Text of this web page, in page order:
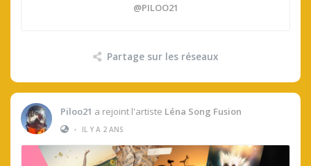
@PILOO21
Partage sur les réseaux
Piloo21 a rejoint l'artiste Léna Song Fusion
•
IL Y A 2 ANS